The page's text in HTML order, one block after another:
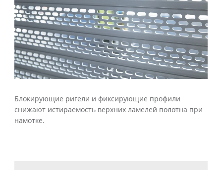
Блокирующие ригели и фиксирующие профили
снижают истираемость верхних ламелей полотна при
намотке.